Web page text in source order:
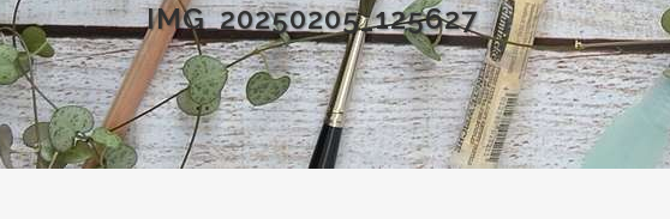
IMG_20250205_125627